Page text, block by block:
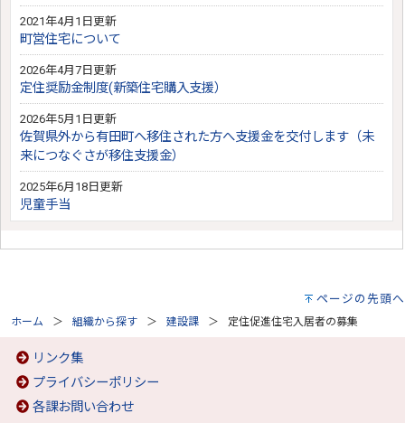
2021年4月1日更新
町営住宅について
2026年4月7日更新
定住奨励金制度(新築住宅購入支援）
2026年5月1日更新
佐賀県外から有田町へ移住された方へ支援金を交付します（未
来につなぐさが移住支援金）
2025年6月18日更新
児童手当
ページの先頭へ
ホーム 組織から探す 建設課 定住促進住宅入居者の募集
リンク集
プライバシーポリシー
各課お問い合わせ